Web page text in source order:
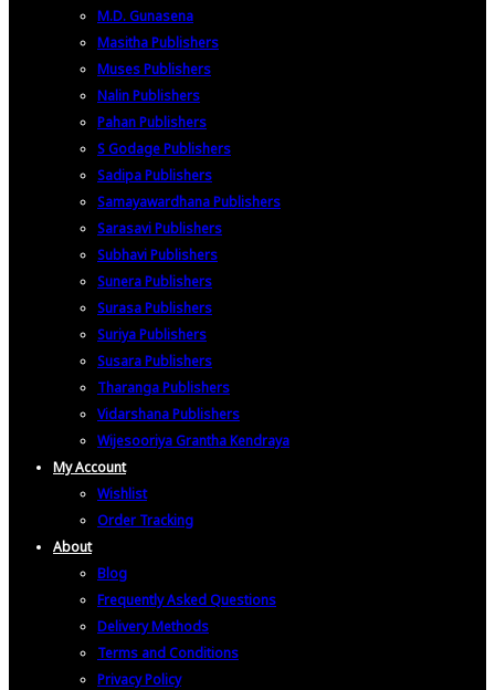
M.D. Gunasena
Masitha Publishers
Muses Publishers
Nalin Publishers
Pahan Publishers
S Godage Publishers
Sadipa Publishers
Samayawardhana Publishers
Sarasavi Publishers
Subhavi Publishers
Sunera Publishers
Surasa Publishers
Suriya Publishers
Susara Publishers
Tharanga Publishers
Vidarshana Publishers
Wijesooriya Grantha Kendraya
My Account
Wishlist
Order Tracking
About
Blog
Frequently Asked Questions
Delivery Methods
Terms and Conditions
Privacy Policy